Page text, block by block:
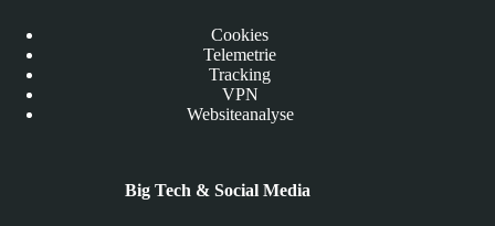
Cookies
Telemetrie
Tracking
VPN
Websiteanalyse
Big Tech & Social Media